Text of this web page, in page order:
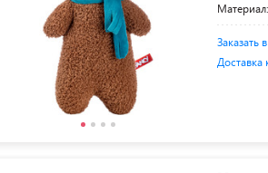
Материал:
Заказать
Доставка